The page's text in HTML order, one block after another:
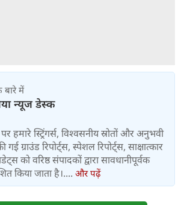
में
न्यूज डेस्क
हमारे स्ट्रिंगर्स, विश्वसनीय स्रोतों और अनुभवी
गई ग्राउंड रिपोर्ट्स, स्पेशल रिपोर्ट्स, साक्षात्कार
को वरिष्ठ संपादकों द्वारा सावधानीपूर्वक
किया जाता है।.... और पढ़ें